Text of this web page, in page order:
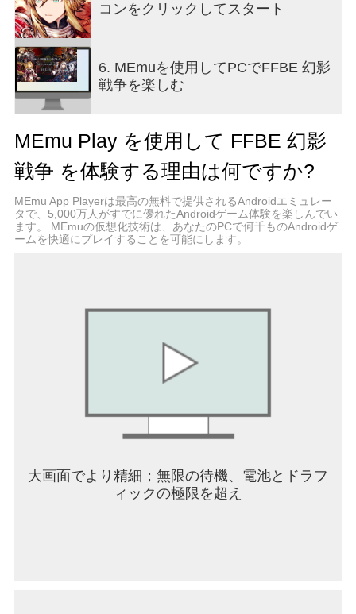
お気に入りのジョブを育てて戦いましょう！
さらに「シヴァ」「オーディン」などシリーズお
なじみの召喚獣も迫力の3Dムービーで登場しま
す！
＜音楽＞
本作のBGMは、FFBEシリーズでおなじみの、
フルオーケストラ収録による重厚な音色が、幻影
戦争の世界を彩る。
＜ストーリークエスト/豪華声優陣＞
メインストーリーはフルボイスで楽しむことがで
きます。
豪華声優陣のボイスと共に、幻影戦争の物語をお
正士、遠藤綾、岡本信彦、興津和幸、小澤亜李、
小野賢章、小野大輔、小野友樹、加隈亜衣、勝杏
里、神尾晋一郎、茅野愛衣、木村雅史、久野美
里恵、諏訪彩花、芹澤優、園崎未恵、高垣彩陽、
内駿輔、竹本英史、田中敦子、鶴岡聡、てらそま
まさき、豊口めぐみ、中井和哉、中原麻衣、奈良
コンをクリックしてスタート
6. MEmuを使用してPCでFFBE 幻影
戦争を楽しむ
MEmu Play を使用して FFBE 幻影
戦争 を体験する理由は何ですか?
MEmu App Playerは最高の無料で提供されるAndroidエミュレー
タで、5,000万人がすでに優れたAndroidゲーム体験を楽しんでい
ます。 MEmuの仮想化技術は、あなたのPCで何千ものAndroidゲ
ームを快適にプレイすることを可能にします。
大画面でより精細；無限の待機、電池とドラフ
ィックの極限を超え